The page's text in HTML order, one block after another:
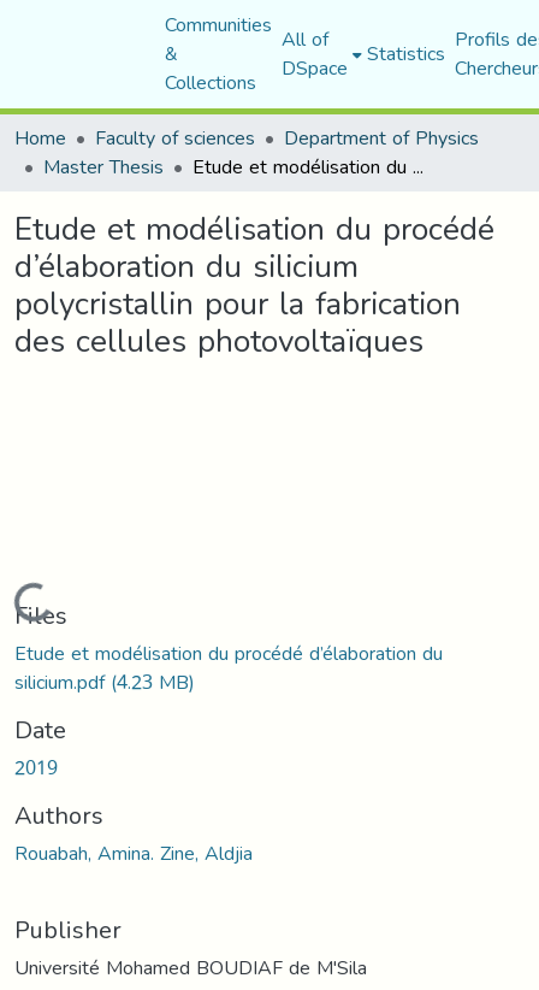
Communities
&
Collections
All of
DSpace Statistics Profils
Home
Faculty of sciences Department of Physics
Master Thesis Etude et modélisation du procédé d’élaboration du silicium polycristallin pour la fabrication des cellules photovoltaïques
Etude et modélisation du procédé
d’élaboration du silicium
polycristallin pour la fabrication
des cellules photovoltaïques
Loading...
Files
Etude et modélisation du procédé d’élaboration du
silicium.pdf(4.23 MB)
Date
2019
Authors
Rouabah, Amina. Zine, Aldjia
Publisher
Université Mohamed BOUDIAF de M'Sila